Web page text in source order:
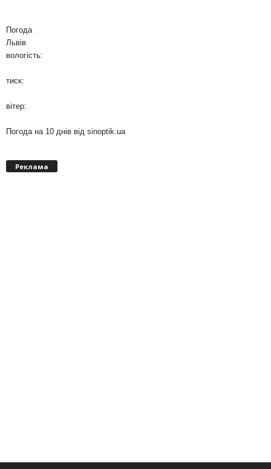
Погода
Львів
вологість:
тиск:
вітер:
Погода на 10 днів від sinoptik.ua
Реклама